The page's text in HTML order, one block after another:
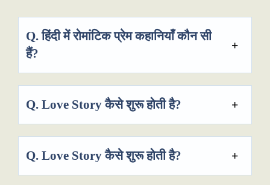
Q.हिंदी में रोमांटिक प्रेम कहानियाँ कौन सी
हैं?
Q. Love Story कैसे शुरू होती है?
Q. Love Story कैसे शुरू होती है?